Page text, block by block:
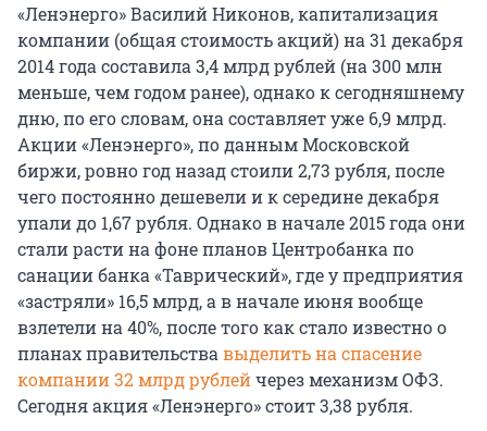
«Ленэнерго» Василий Никонов, капитализация
компании (общая стоимость акций) на 31 декабря
2014 года составила 3,4 млрд рублей (на 300 млн
меньше, чем годом ранее), однако к сегодняшнему
дню, по его словам, она составляет уже 6,9 млрд.
Акции «Ленэнерго», по данным Московской
биржи, ровно год назад стоили 2,73 рубля, после
чего постоянно дешевели и к середине декабря
упали до 1,67 рубля. Однако в начале 2015 года они
стали расти на фоне планов Центробанка по
санации банка «Таврический», где у предприятия
«застряли» 16,5 млрд, а в начале июня вообще
взлетели на 40%, после того как стало известно о
планах правительства выделить на спасение
компании 32 млрд рублейчерез механизм ОФЗ.
Сегодня акция «Ленэнерго» стоит 3,38 рубля.